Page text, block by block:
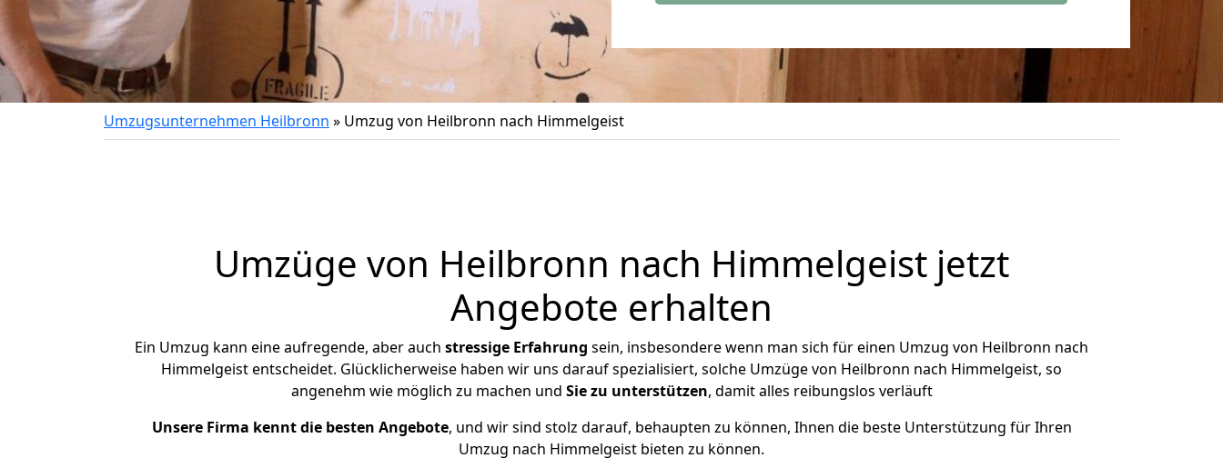
Umzugsunternehmen Heilbronn » Umzug von Heilbronn nach Himmelgeist
Umzüge von Heilbronn nach Himmelgeist jetzt
Angebote erhalten
Ein Umzug kann eine aufregende, aber auch stressige Erfahrung sein, insbesondere wenn man sich für einen Umzug von Heilbronn nach
Himmelgeist entscheidet. Glücklicherweise haben wir uns darauf spezialisiert, solche Umzüge von Heilbronn nach Himmelgeist, so
angenehm wie möglich zu machen und Sie zu unterstützen, damit alles reibungslos verläuft
Unsere Firma kennt die besten Angebote, und wir sind stolz darauf, behaupten zu können, Ihnen die beste Unterstützung für Ihren
Umzug nach Himmelgeist bieten zu können.